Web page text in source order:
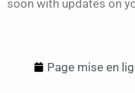
soon with updates on
Page mise en